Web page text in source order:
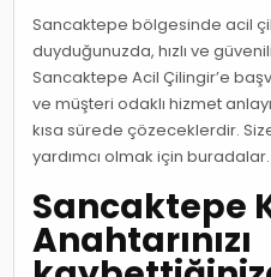
Sancaktepe bölgesinde acil
duyduğunuzda, hızlı ve
Sancaktepe Acil Çilingir’e
ve müşteri odaklı hizmet
kısa sürede çözeceklerdir.
yardımcı olmak için buradalar.
Sancaktepe
Anahtarınızı